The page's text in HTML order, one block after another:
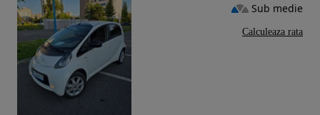
Sub medie
Calculeaza rata